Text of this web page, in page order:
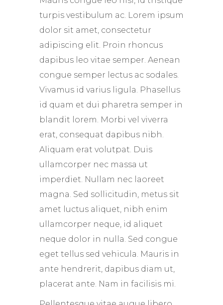
turpis vestibulum ac. Lorem ipsum
dolor sit amet, consectetur
adipiscing elit. Proin rhoncus
dapibus leo vitae semper. Aenean
congue semper lectus ac sodales.
Vivamus id varius ligula. Phasellus
id quam et dui pharetra semper in
blandit lorem. Morbi vel viverra
erat, consequat dapibus nibh.
Aliquam erat volutpat. Duis
ullamcorper nec massa ut
imperdiet. Nullam nec laoreet
magna. Sed sollicitudin, metus sit
amet luctus aliquet, nibh enim
ullamcorper neque, id aliquet
neque dolor in nulla. Sed congue
eget tellus sed vehicula. Mauris in
ante hendrerit, dapibus diam ut,
placerat ante. Nam in facilisis mi.